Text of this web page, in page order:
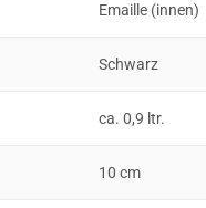
Emaille (innen)
Schwarz
ca. 0,9 ltr.
10 cm